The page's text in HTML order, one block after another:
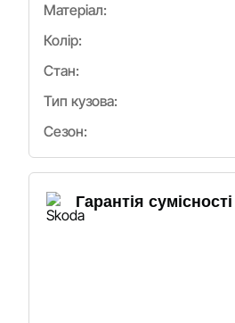
Матеріал:
Колір:
Стан:
Тип кузова:
Сезон:
Гарантія сумісності